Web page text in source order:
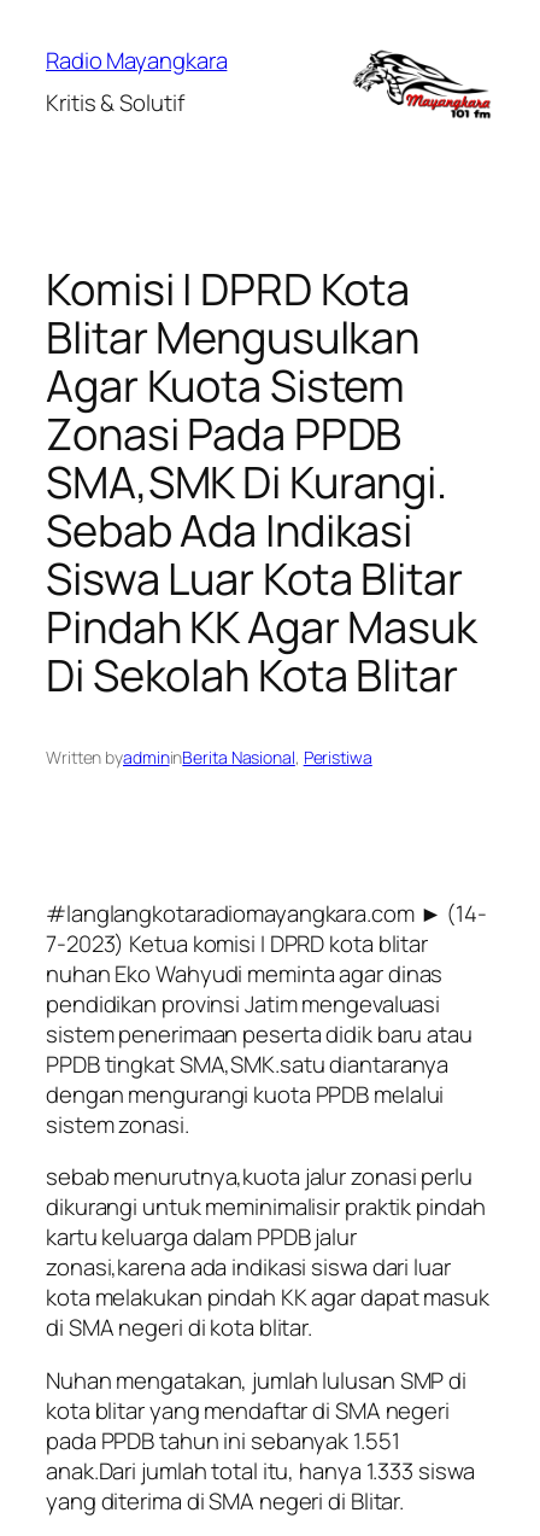
Radio Mayangkara
Kritis & Solutif
Komisi I DPRD Kota
Blitar Mengusulkan
Agar Kuota Sistem
Zonasi Pada PPDB
SMA,SMK Di Kurangi.
Sebab Ada Indikasi
Siswa Luar Kota Blitar
Pindah KK Agar Masuk
Di Sekolah Kota Blitar
Written byadmininBerita Nasional, Peristiwa
#langlangkotaradiomayangkara.com ► (14-
7-2023) Ketua komisi I DPRD kota blitar
nuhan Eko Wahyudi meminta agar dinas
pendidikan provinsi Jatim mengevaluasi
sistem penerimaan peserta didik baru atau
PPDB tingkat SMA,SMK.satu diantaranya
dengan mengurangi kuota PPDB melalui
sistem zonasi.
sebab menurutnya,kuota jalur zonasi perlu
dikurangi untuk meminimalisir praktik pindah
kartu keluarga dalam PPDB jalur
zonasi,karena ada indikasi siswa dari luar
kota melakukan pindah KK agar dapat masuk
di SMA negeri di kota blitar.
Nuhan mengatakan, jumlah lulusan SMP di
kota blitar yang mendaftar di SMA negeri
pada PPDB tahun ini sebanyak 1.551
anak.Dari jumlah total itu, hanya 1.333 siswa
yang diterima di SMA negeri di Blitar.